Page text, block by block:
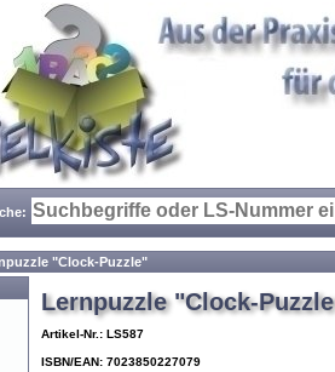
"Clock-Puzzle"
Lernpuzzle "Clock-
Artikel-Nr.: LS587
ISBN/EAN: 7023850227079